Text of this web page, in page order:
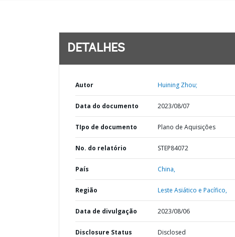
DETALHES
Autor Huining Zhou;
Data do documento 2023/08/07
TIpo de documento Plano de Aquisições
No. do relatório STEP84072
País China,
Região Leste Asiático e Pacífico,
Data de divulgação 2023/08/06
Disclosure Status Disclosed